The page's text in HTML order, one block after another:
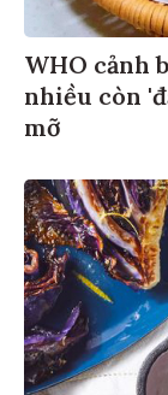
WHO cảnh
nhiều còn
mỡ